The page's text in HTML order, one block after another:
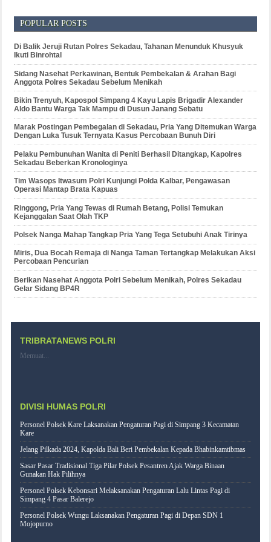
POPULAR POSTS
Di Balik Jeruji Rutan Polres Sekadau, Tahanan Menunduk Khusyuk
Ikuti Binrohtal
Sidang Nasehat Perkawinan, Bentuk Pembekalan & Arahan Bagi
Anggota Polres Sekadau Sebelum Menikah
Bikin Trenyuh, Kapospol Simpang 4 Kayu Lapis Brigadir Alexander
Aldo Bantu Warga Tak Mampu di Dusun Janang Sebatu
Marak Postingan Pembegalan di Sekadau, Pria Yang Ditemukan Warga
Dengan Luka Tusuk Ternyata Kasus Percobaan Bunuh Diri
Pelaku Pembunuhan Wanita di Peniti Berhasil Ditangkap, Kapolres
Sekadau Beberkan Kronologinya
Tim Wasops Itwasum Polri Kunjungi Polda Kalbar, Pengawasan
Operasi Mantap Brata Kapuas
Ringgong, Pria Yang Tewas di Rumah Betang, Polisi Temukan
Kejanggalan Saat Olah TKP
Polsek Nanga Mahap Tangkap Pria Yang Tega Setubuhi Anak Tirinya
Miris, Dua Bocah Remaja di Nanga Taman Tertangkap Melakukan Aksi
Percobaan Pencurian
Berikan Nasehat Anggota Polri Sebelum Menikah, Polres Sekadau
Gelar Sidang BP4R
TRIBRATANEWS POLRI
Memuat...
DIVISI HUMAS POLRI
Personel Polsek Kare Laksanakan Pengaturan Pagi di Simpang 3 Kecamatan
Kare
Jelang Pilkada 2024, Kapolda Bali Beri Pembekalan Kepada Bhabinkamtibmas
Sasar Pasar Tradisional Tiga Pilar Polsek Pesantren Ajak Warga Binaan
Gunakan Hak Pilihnya
Personel Polsek Kebonsari Melaksanakan Pengaturan Lalu Lintas Pagi di
Simpang 4 Pasar Balerejo
Personel Polsek Wungu Laksanakan Pengaturan Pagi di Depan SDN 1
Mojopurno